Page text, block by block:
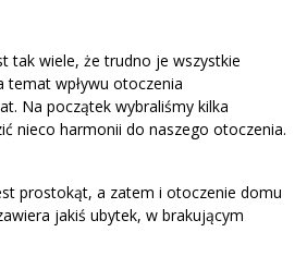
tak wiele, że trudno je wszystkie
temat wpływu otoczenia
Na początek wybraliśmy kilka
nieco harmonii do naszego otoczenia.
prostokąt, a zatem i otoczenie domu
jakiś ubytek, w brakującym